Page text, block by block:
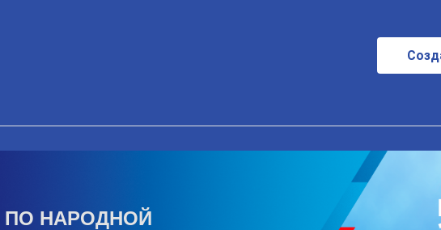
ПО НАРОДНОЙ